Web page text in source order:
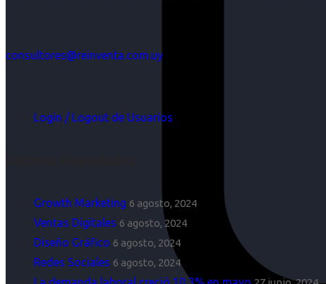
consultores@reinventa.com.uy
Login / Logout de Usuarios
Growth Marketing 6 agosto, 2024
Ventas Digitales 6 agosto, 2024
Diseño Gráfico 6 agosto, 2024
Redes Sociales 6 agosto, 2024